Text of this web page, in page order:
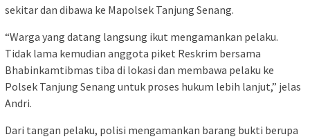
sekitar dan dibawa ke Mapolsek Tanjung Senang.
“Warga yang datang langsung ikut mengamankan pelaku.
Tidak lama kemudian anggota piket Reskrim bersama
Bhabinkamtibmas tiba di lokasi dan membawa pelaku ke
Polsek Tanjung Senang untuk proses hukum lebih lanjut,” jelas
Andri.
Dari tangan pelaku, polisi mengamankan barang bukti berupa